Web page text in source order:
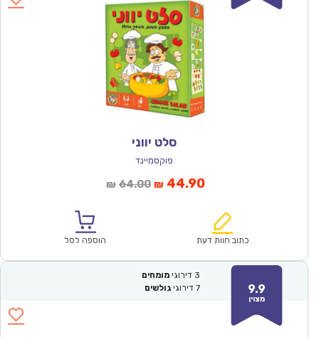
סלט יווני
פוקסמיינד
₪ 64.00המחיר
₪64.00.
₪ 44.90המחיר
הוא:
כתוב חוות דעת הוספה לסל
9.9
מצוין
3 דירוגי מומחים
7 דירוגי גולשים